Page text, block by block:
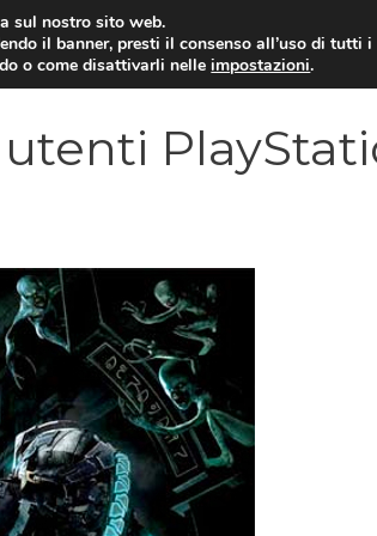
VIDEOGIOCHI NEWS
sul nostro sito web.
il banner, presti il consenso all’uso di tutti
o come disattivarli nelleimpostazioni.